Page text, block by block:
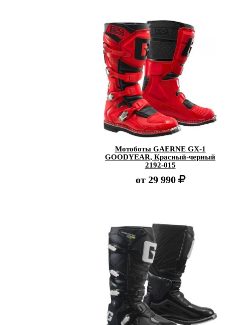
Мотоботы GAERNE GX-1
GOODYEAR, Красный-черный
2192-015
от 29 990